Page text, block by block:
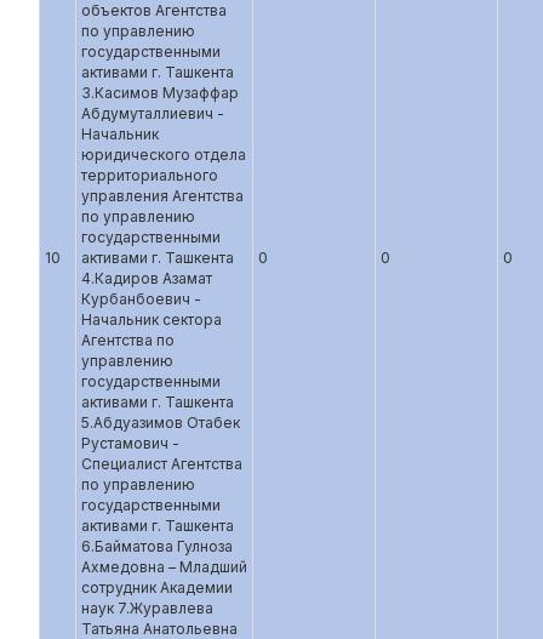
10
объектов Агентства
по управлению
государственными
активами г. Ташкента
3.Касимов Музаффар
Абдумуталлиевич -
Начальник
юридического отдела
территориального
управления Агентства
по управлению
государственными
активами г. Ташкента
4.Кадиров Азамат
Курбанбоевич -
Начальник сектора
Агентства по
управлению
государственными
активами г. Ташкента
5.Абдуазимов Отабек
Рустамович -
Специалист Агентства
по управлению
государственными
активами г. Ташкента
6.Байматова Гулноза
Ахмедовна – Младший
сотрудник Академии
наук 7.Журавлева
Татьяна Анатольевна
0 0 0